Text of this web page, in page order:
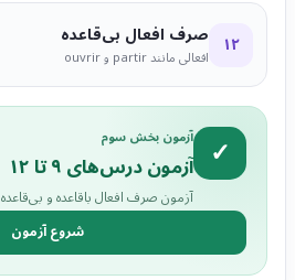
۱۲ صرف افعال بی‌قاعده
افعالی مانند partir و ouvrir
✓ آزمون بخش سوم
آزمون درس‌های ۹ تا ۱۲
آزمون صرف افعال باقاعده و بی‌قاعده
شروع آزمون